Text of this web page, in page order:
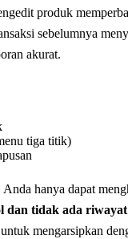
produk
sebelumnya
akurat.
tiga titik)
Anda hanya dapat
dan tidak ada
mengarsipkan